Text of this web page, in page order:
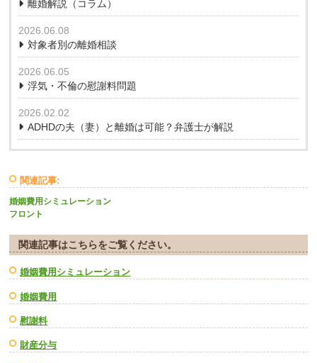
離婚解説（コラム）
2026.06.08
対象者別の離婚相談
2026.06.05
浮気・不倫の慰謝料問題
2026.02.02
ADHDの夫（妻）と離婚は可能？弁護士が解説
関連記事:
婚姻費用シミュレーション
フロント
関連記事はこちらをご覧ください。
婚姻費用シミュレーション
婚姻費用
慰謝料
財産分与